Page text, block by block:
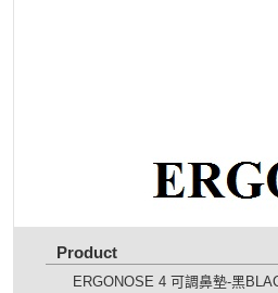
Product
ERGONOSE 4 可調鼻墊-黑